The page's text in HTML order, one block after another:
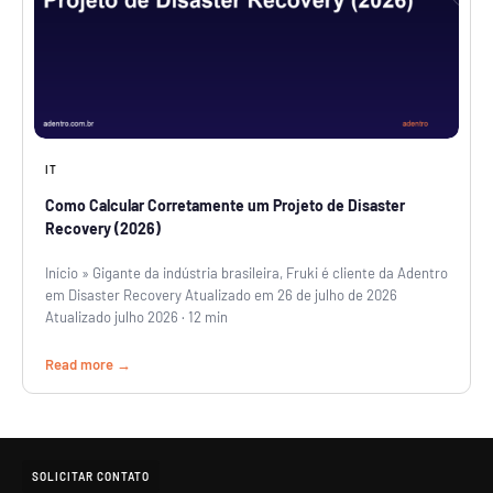
IT
Como Calcular Corretamente um Projeto de Disaster
Recovery (2026)
Início » Gigante da indústria brasileira, Fruki é cliente da Adentro
em Disaster Recovery Atualizado em 26 de julho de 2026
Atualizado julho 2026 · 12 min
Read more
SOLICITAR CONTATO